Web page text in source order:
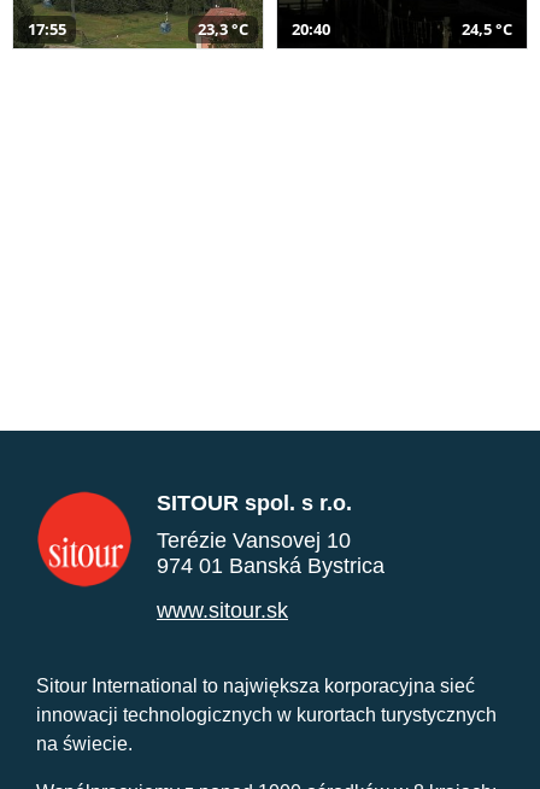
17:55 23,3 °C 20:40 24,5 °C
SITOUR spol. s r.o.
Terézie Vansovej 10
974 01 Banská Bystrica
www.sitour.sk
Sitour International to największa korporacyjna sieć
innowacji technologicznych w kurortach turystycznych
na świecie.